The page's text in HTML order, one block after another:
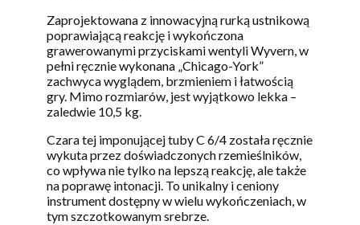
Zaprojektowana z innowacyjną rurką ustnikową
poprawiającą reakcję i wykończona
grawerowanymi przyciskami wentyli Wyvern, w
pełni ręcznie wykonana „Chicago-York”
zachwyca wyglądem, brzmieniem i łatwością
gry. Mimo rozmiarów, jest wyjątkowo lekka –
zaledwie 10,5 kg.
Czara tej imponującej tuby C 6/4 została ręcznie
wykuta przez doświadczonych rzemieślników,
co wpływa nie tylko na lepszą reakcję, ale także
na poprawę intonacji. To unikalny i ceniony
instrument dostępny w wielu wykończeniach, w
tym szczotkowanym srebrze.